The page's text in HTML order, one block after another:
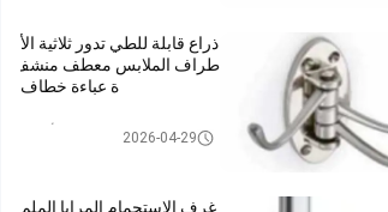
ذراع قابلة للطي تدور ثلاثية الأ
طراف الملابس معطف منشف
ة عباءة خطاف
مقابض سحب الأجهزة2026-04-29
غرف الاستحمام المرايا الملم